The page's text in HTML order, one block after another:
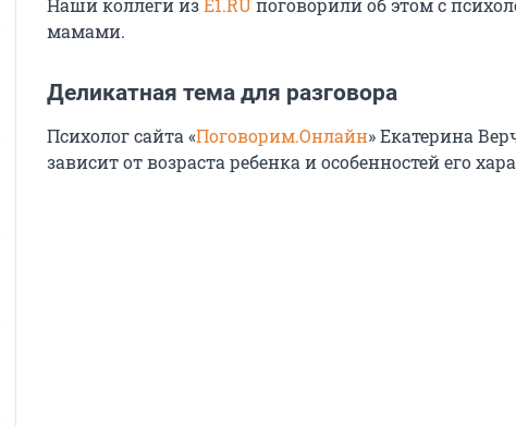
Наши коллеги изE1.RUпоговорили об этом с
мамами.
Деликатная тема для разговора
Психолог сайта «Поговорим.Онлайн» Екатерина
зависит от возраста ребенка и особенностей его